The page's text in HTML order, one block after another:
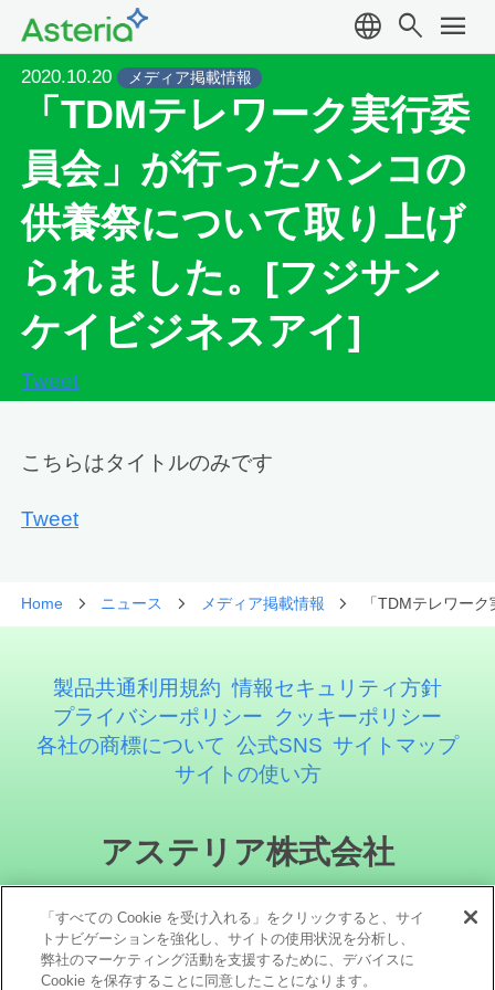
language search menu
2020.10.20 メディア掲載情報
「TDMテレワーク実行委
員会」が行ったハンコの
供養祭について取り上げ
られました。[フジサン
ケイビジネスアイ]
Tweet
こちらはタイトルのみです
Tweet
Home ニュース メディア掲載情報 「TDMテレワー
製品共通利用規約 情報セキュリティ方針
プライバシーポリシー
クッキーポリシー
各社の商標について 公式SNS サイトマップ
サイトの使い方
アステリア株式会社
「すべての Cookie を受け入れる」をクリックすると、サイ
トナビゲーションを強化し、サイトの使用状況を分析し、
弊社のマーケティング活動を支援するために、デバイスに
Cookie を保存することに同意したことになります。